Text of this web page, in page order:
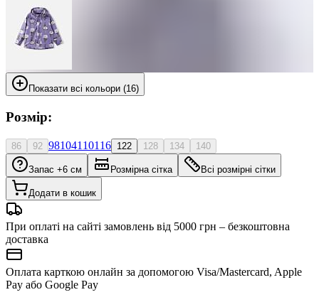
Показати всі кольори (16)
Розмір:
86 92 98104110116 122 128 134 140
Запас +6 см Розмірна сітка Всі розмірні сітки
Додати в кошик
При оплаті на сайті замовлень від 5000 грн – безкоштовна
доставка
Оплата карткою онлайн за допомогою Visa/Mastercard, Apple
Pay або Google Pay